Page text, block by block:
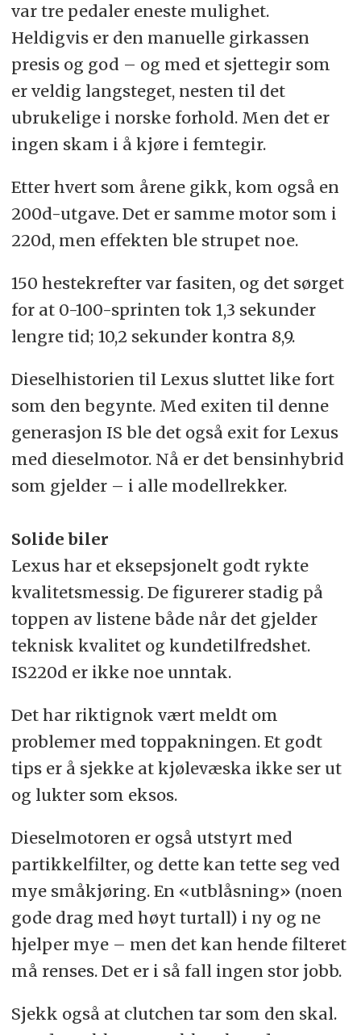
var tre pedaler eneste mulighet.
Heldigvis er den manuelle girkassen
presis og god – og med et sjettegir som
er veldig langsteget, nesten til det
ubrukelige i norske forhold. Men det er
ingen skam i å kjøre i femtegir.
Etter hvert som årene gikk, kom også en
200d-utgave. Det er samme motor som i
220d, men effekten ble strupet noe.
150 hestekrefter var fasiten, og det sørget
for at 0-100-sprinten tok 1,3 sekunder
lengre tid; 10,2 sekunder kontra 8,9.
Dieselhistorien til Lexus sluttet like fort
som den begynte. Med exiten til denne
generasjon IS ble det også exit for Lexus
med dieselmotor. Nå er det bensinhybrid
som gjelder – i alle modellrekker.
Solide biler
Lexus har et eksepsjonelt godt rykte
kvalitetsmessig. De figurerer stadig på
toppen av listene både når det gjelder
teknisk kvalitet og kundetilfredshet.
IS220d er ikke noe unntak.
Det har riktignok vært meldt om
problemer med toppakningen. Et godt
tips er å sjekke at kjølevæska ikke ser ut
og lukter som eksos.
Dieselmotoren er også utstyrt med
partikkelfilter, og dette kan tette seg ved
mye småkjøring. En «utblåsning» (noen
gode drag med høyt turtall) i ny og ne
hjelper mye – men det kan hende filteret
må renses. Det er i så fall ingen stor jobb.
Sjekk også at clutchen tar som den skal.